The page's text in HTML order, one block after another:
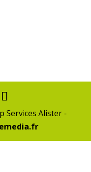
Services Alister -